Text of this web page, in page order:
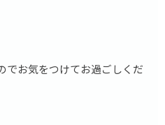
でお気をつけてお過ごしくだ